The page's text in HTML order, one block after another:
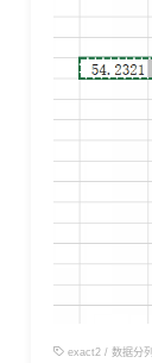
exact2/ 数据分列